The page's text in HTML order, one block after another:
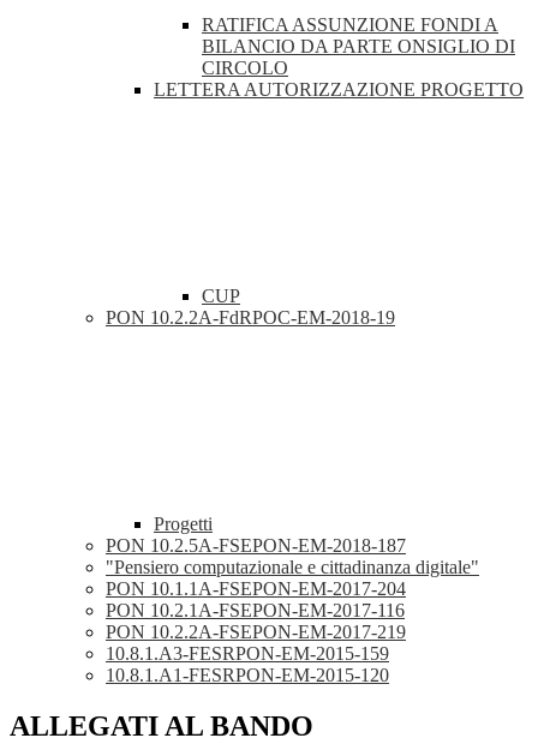
RATIFICA ASSUNZIONE FONDI A
BILANCIO DA PARTE ONSIGLIO DI
CIRCOLO
LETTERA AUTORIZZAZIONE PROGETTO
CUP
PON 10.2.2A-FdRPOC-EM-2018-19
Progetti
PON 10.2.5A-FSEPON-EM-2018-187
"Pensiero computazionale e cittadinanza digitale"
PON 10.1.1A-FSEPON-EM-2017-204
PON 10.2.1A-FSEPON-EM-2017-116
PON 10.2.2A-FSEPON-EM-2017-219
10.8.1.A3-FESRPON-EM-2015-159
10.8.1.A1-FESRPON-EM-2015-120
ALLEGATI AL BANDO